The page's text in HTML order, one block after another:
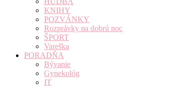
KNIHY
POZVÁNKY
Rozprávky na dobrú noc
ŠPORT
Vareška
PORADŇA
Bývanie
Gynekológ
IT